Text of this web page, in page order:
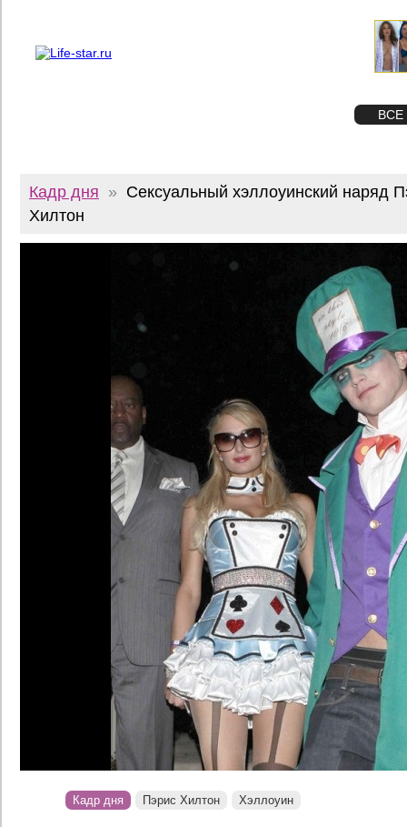
ВСЕ
Кадр дня » Сексуальный хэллоуинский наряд
Хилтон
Кадр дня Пэрис Хилтон Хэллоуин